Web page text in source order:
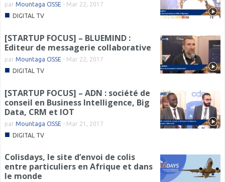
par Mountaga CISSE - Mar 22, 2017
■ DIGITAL TV
[STARTUP FOCUS] – BLUEMIND :
Editeur de messagerie collaborative
par Mountaga CISSE - Mar 22, 2017
■ DIGITAL TV
[STARTUP FOCUS] – ADN : société de
conseil en Business Intelligence, Big
Data, CRM et IOT
par Mountaga CISSE - Mar 21, 2017
■ DIGITAL TV
Colisdays, le site d’envoi de colis
entre particuliers en Afrique et dans
le monde